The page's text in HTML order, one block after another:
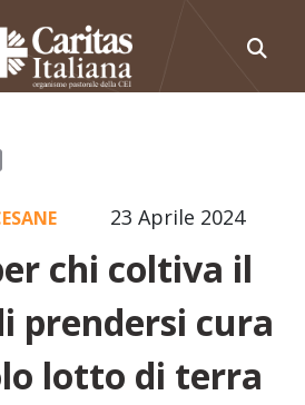
23 Aprile 2024
chi coltiva il
prendersi cura
lotto di terra